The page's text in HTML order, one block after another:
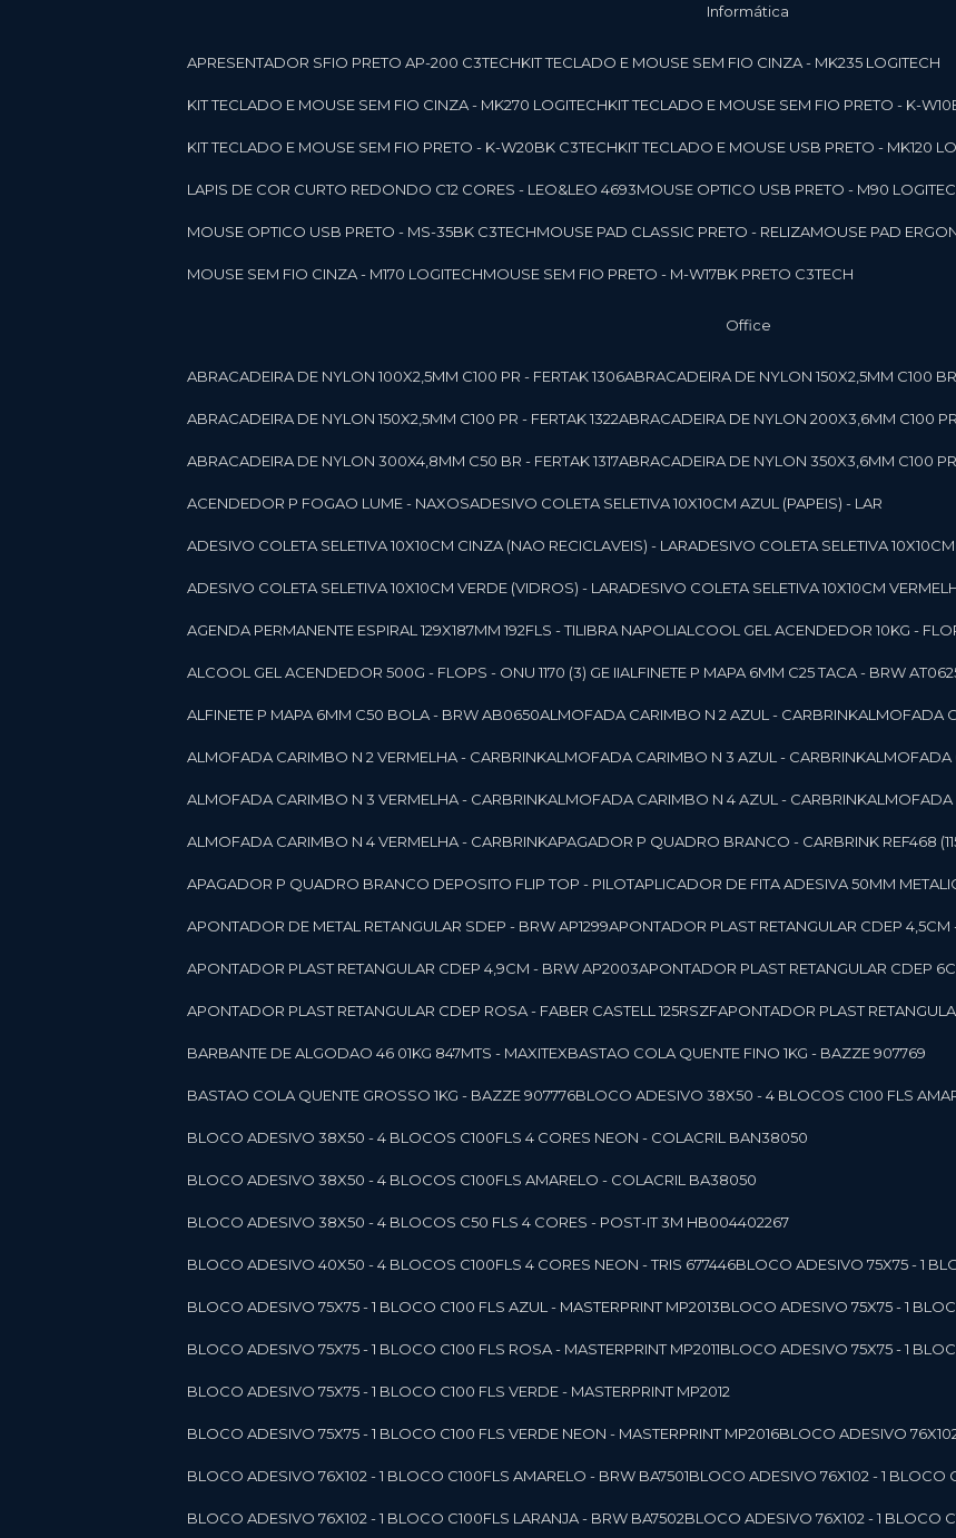
Informática
APRESENTADOR SFIO PRETO AP-200 C3TECH KIT TECLADO E MOUSE SEM FIO CINZA - MK235 LOGITECH
KIT TECLADO E MOUSE SEM FIO CINZA - MK270 LOGITECH KIT TECLADO E MOUSE SEM FIO PRETO - K-
KIT TECLADO E MOUSE SEM FIO PRETO - K-W20BK C3TECH KIT TECLADO E MOUSE USB PRETO - MK120
LAPIS DE COR CURTO REDONDO C12 CORES - LEO&LEO 4693 MOUSE OPTICO USB PRETO - M90
MOUSE OPTICO USB PRETO - MS-35BK C3TECH MOUSE PAD CLASSIC PRETO - RELIZA MOUSE PAD
MOUSE SEM FIO CINZA - M170 LOGITECH MOUSE SEM FIO PRETO - M-W17BK PRETO C3TECH
Office
ABRACADEIRA DE NYLON 100X2,5MM C100 PR - FERTAK 1306 ABRACADEIRA DE NYLON 150X2,5MM C100 BR
ABRACADEIRA DE NYLON 150X2,5MM C100 PR - FERTAK 1322 ABRACADEIRA DE NYLON 200X3,6MM C100
ABRACADEIRA DE NYLON 300X4,8MM C50 BR - FERTAK 1317 ABRACADEIRA DE NYLON 350X3,6MM C100
ACENDEDOR P FOGAO LUME - NAXOS ADESIVO COLETA SELETIVA 10X10CM AZUL (PAPEIS) - LAR
ADESIVO COLETA SELETIVA 10X10CM CINZA (NAO RECICLAVEIS) - LAR ADESIVO COLETA SELETIVA
ADESIVO COLETA SELETIVA 10X10CM VERDE (VIDROS) - LAR ADESIVO COLETA SELETIVA 10X10CM
AGENDA PERMANENTE ESPIRAL 129X187MM 192FLS - TILIBRA NAPOLI ALCOOL GEL ACENDEDOR 10KG -
ALCOOL GEL ACENDEDOR 500G - FLOPS - ONU 1170 (3) GE II ALFINETE P MAPA 6MM C25 TACA - BRW
ALFINETE P MAPA 6MM C50 BOLA - BRW AB0650 ALMOFADA CARIMBO N 2 AZUL - CARBRINK ALMOFADA
ALMOFADA CARIMBO N 2 VERMELHA - CARBRINK ALMOFADA CARIMBO N 3 AZUL - CARBRINK
ALMOFADA CARIMBO N 3 VERMELHA - CARBRINK ALMOFADA CARIMBO N 4 AZUL - CARBRINK
ALMOFADA CARIMBO N 4 VERMELHA - CARBRINK APAGADOR P QUADRO BRANCO - CARBRINK REF468
APAGADOR P QUADRO BRANCO DEPOSITO FLIP TOP - PILOT APLICADOR DE FITA ADESIVA 50MM
APONTADOR DE METAL RETANGULAR SDEP - BRW AP1299 APONTADOR PLAST RETANGULAR CDEP
APONTADOR PLAST RETANGULAR CDEP 4,9CM - BRW AP2003 APONTADOR PLAST RETANGULAR CDEP
APONTADOR PLAST RETANGULAR CDEP ROSA - FABER CASTELL 125RSZF APONTADOR PLAST
BARBANTE DE ALGODAO 46 01KG 847MTS - MAXITEX BASTAO COLA QUENTE FINO 1KG - BAZZE 907769
BASTAO COLA QUENTE GROSSO 1KG - BAZZE 907776 BLOCO ADESIVO 38X50 - 4 BLOCOS C100 FLS
BLOCO ADESIVO 38X50 - 4 BLOCOS C100FLS 4 CORES NEON - COLACRIL BAN38050
BLOCO ADESIVO 38X50 - 4 BLOCOS C100FLS AMARELO - COLACRIL BA38050
BLOCO ADESIVO 38X50 - 4 BLOCOS C50 FLS 4 CORES - POST-IT 3M HB004402267
BLOCO ADESIVO 40X50 - 4 BLOCOS C100FLS 4 CORES NEON - TRIS 677446 BLOCO ADESIVO 75X75 - 1
BLOCO ADESIVO 75X75 - 1 BLOCO C100 FLS AZUL - MASTERPRINT MP2013 BLOCO ADESIVO 75X75 - 1
BLOCO ADESIVO 75X75 - 1 BLOCO C100 FLS ROSA - MASTERPRINT MP2011 BLOCO ADESIVO 75X75 - 1
BLOCO ADESIVO 75X75 - 1 BLOCO C100 FLS VERDE - MASTERPRINT MP2012
BLOCO ADESIVO 75X75 - 1 BLOCO C100 FLS VERDE NEON - MASTERPRINT MP2016 BLOCO ADESIVO
BLOCO ADESIVO 76X102 - 1 BLOCO C100FLS AMARELO - BRW BA7501 BLOCO ADESIVO 76X102 - 1
BLOCO ADESIVO 76X102 - 1 BLOCO C100FLS LARANJA - BRW BA7502 BLOCO ADESIVO 76X102 - 1 BLOCO